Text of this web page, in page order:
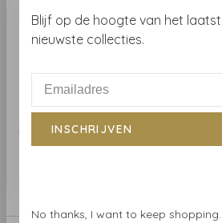
Consent
Selection
Necessary
Statistics
Gerelateerde producten
Blijf op de hoogte van het
nieuwste collecties.
INSCHRIJVEN
No thanks, I want to keep shopping.